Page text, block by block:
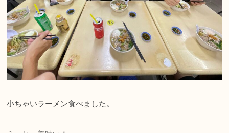
小ちゃいラーメン食べました。